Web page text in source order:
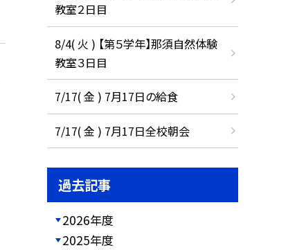
教室２日目
8/4( 火 ) 【第５学年】那須自然体験
教室３日目
7/17( 金 ) 7月17日の給食
7/17( 金 ) 7月17日全校朝会
過去記事
2026年度
2025年度